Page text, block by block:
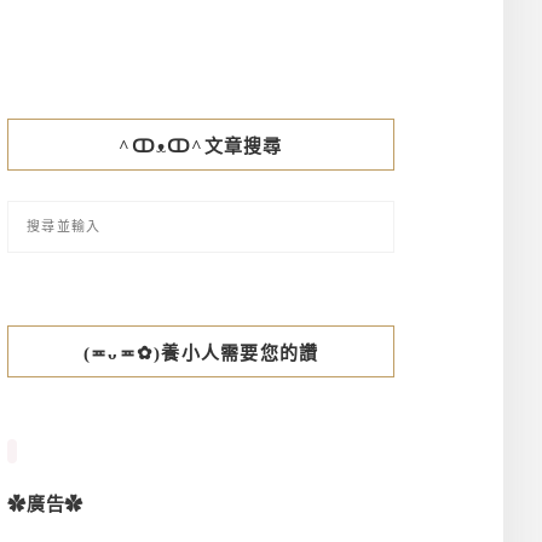
^ↀᴥↀ^文章搜尋
(≖ᴗ≖✿)養小人需要您的讚
✿廣告✿